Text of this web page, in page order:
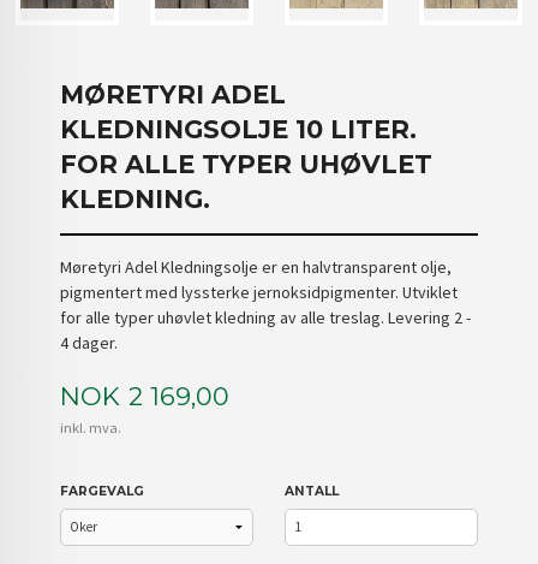
MØRETYRI ADEL
KLEDNINGSOLJE 10 LITER.
FOR ALLE TYPER UHØVLET
KLEDNING.
Møretyri Adel Kledningsolje er en halvtransparent olje,
pigmentert med lyssterke jernoksidpigmenter. Utviklet
for alle typer uhøvlet kledning av alle treslag. Levering 2 -
4 dager.
Pris
NOK 2 169,00
inkl. mva.
FARGEVALG ANTALL